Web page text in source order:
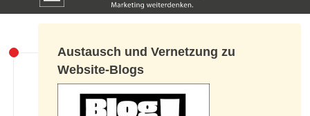
Austausch und Vernetzung zu
Website-Blogs